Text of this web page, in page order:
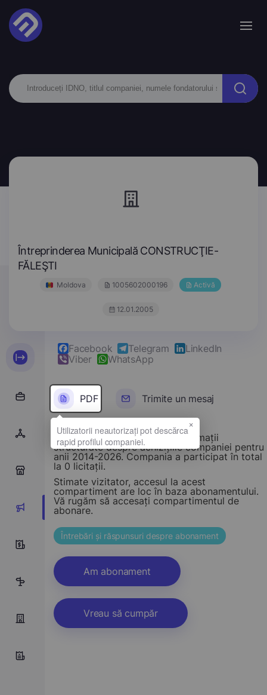
Întreprinderea Municipală CONSTRUCŢIE-
FĂLEŞTI
Moldova 1005602000196 Activă
12.01.2005
0
0
10
Facebook Telegram
LinkedIn
Viber
WhatsApp
PDF Trimite un mesaj
Acest compartiment oferă informații
structurate despre achizițiile companiei pentru
anii 2014-2026. Compania a participat în total
la 0 licitații.
Stimate vizitator, accesul la acest
compartiment are loc în baza abonamentului.
Vă rugăm să accesați compartimentul de
abonare.
Întrebări și răspunsuri despre abonament
Am abonament
Vreau să cumpăr
×